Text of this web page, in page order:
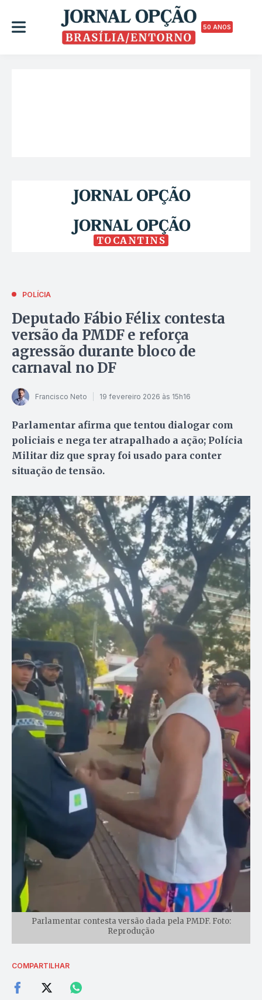
50 ANOS
TOCANTINS
POLÍCIA
Deputado Fábio Félix contesta
versão da PMDF e reforça
agressão durante bloco de
carnaval no DF
Francisco Neto 19 fevereiro 2026 às 15h16
Parlamentar afirma que tentou dialogar com
policiais e nega ter atrapalhado a ação; Polícia
Militar diz que spray foi usado para conter
situação de tensão.
Parlamentar contesta versão dada pela PMDF. Foto:
Reprodução
COMPARTILHAR